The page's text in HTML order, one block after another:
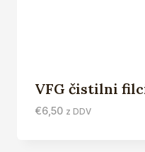
VFG čistilni
€6,50 z DDV